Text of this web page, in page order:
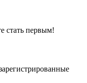
стать первым!